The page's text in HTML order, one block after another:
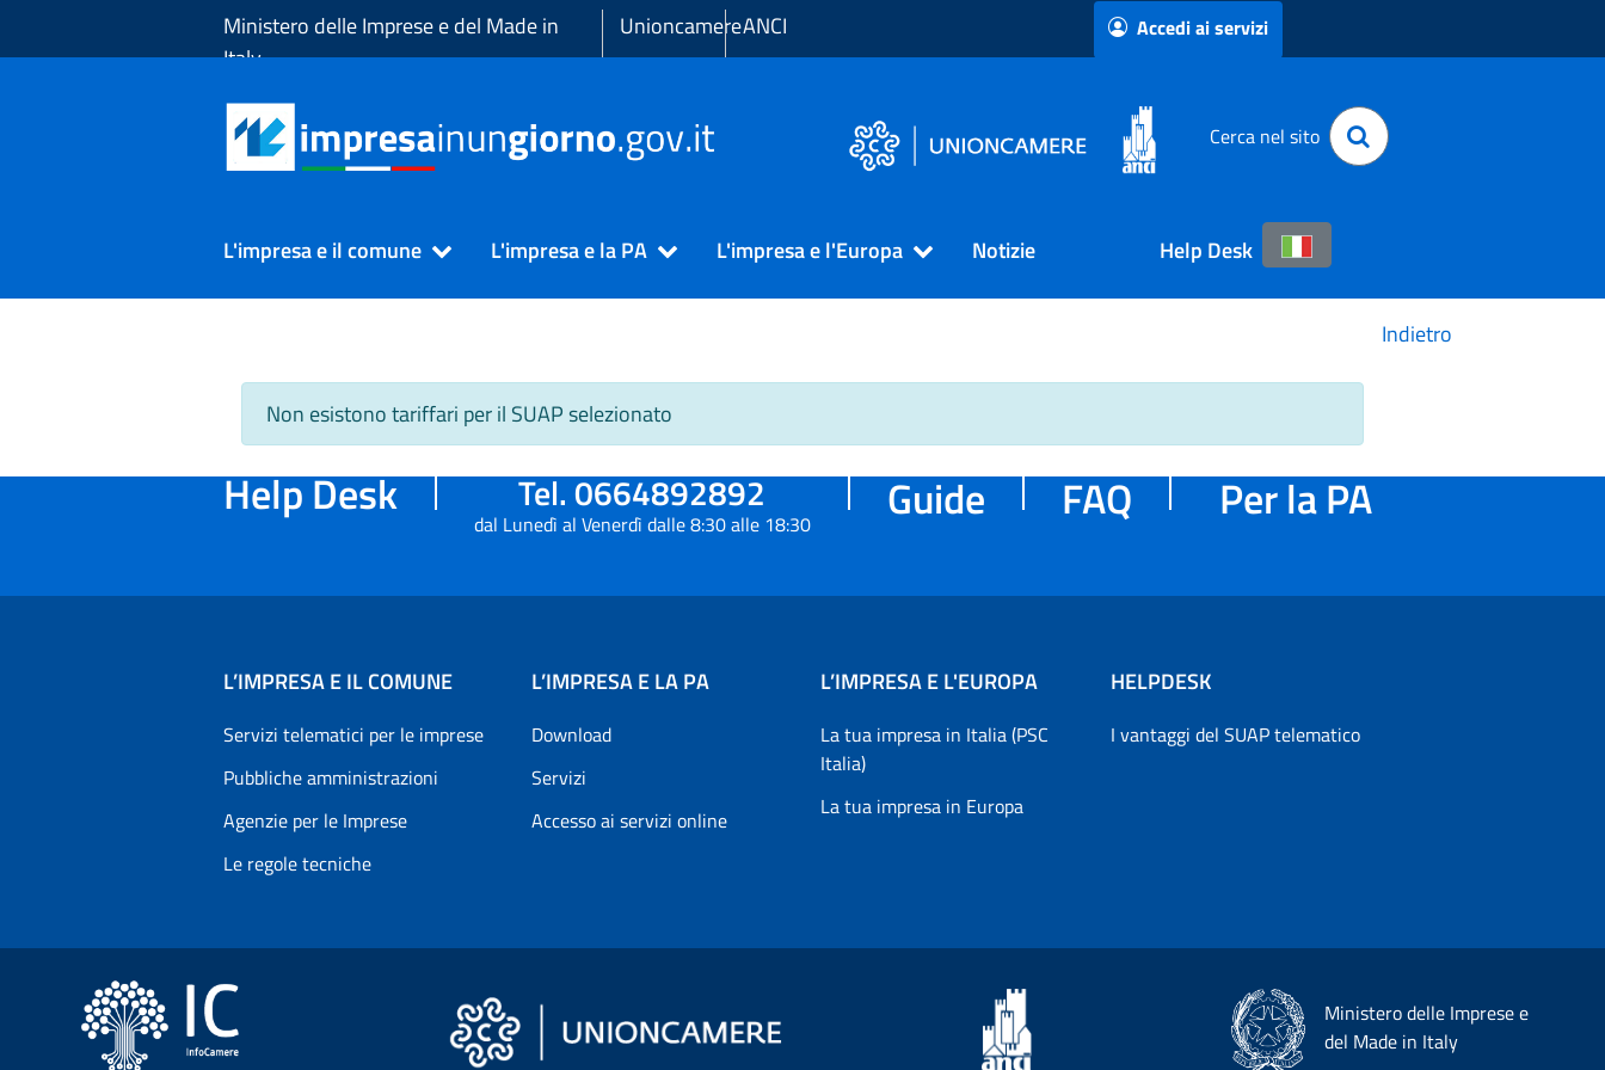
Ministero delle Imprese e del Made in
Italy
UnioncamereANCI Accedi ai servizi
Cerca nel sito
L'impresa e il comune L'impresa e la PA L'impresa e l'Europa Notizie Help Desk
Non esistono tariffari per il SUAP selezionato
Indietro
Help Desk Tel. 0664892892
dal Lunedì al Venerdì dalle 8:30 alle 18:30 Guide FAQ Per la PA
L’IMPRESA E IL COMUNE
Servizi telematici per le imprese
Pubbliche amministrazioni
Agenzie per le Imprese
Le regole tecniche
L’IMPRESA E LA PA
Download
Servizi
Accesso ai servizi online
L’IMPRESA E L'EUROPA
La tua impresa in Italia (PSC
Italia)
La tua impresa in Europa
HELPDESK
I vantaggi del SUAP telematico
Ministero delle Imprese e
del Made in Italy